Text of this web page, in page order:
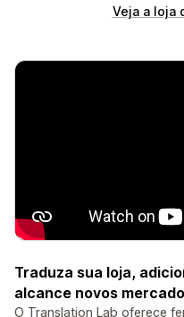
Veja a loja
Traduza sua loja,
alcance novos
O Translation Lab oferece